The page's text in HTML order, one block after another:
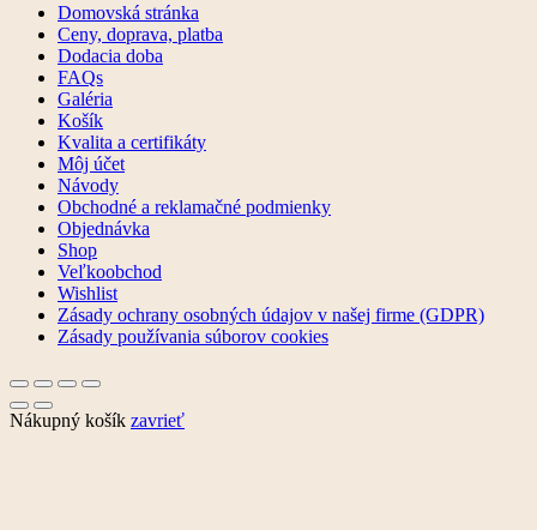
Domovská stránka
Ceny, doprava, platba
Dodacia doba
FAQs
Galéria
Košík
Kvalita a certifikáty
Môj účet
Návody
Obchodné a reklamačné podmienky
Objednávka
Shop
Veľkoobchod
Wishlist
Zásady ochrany osobných údajov v našej firme (GDPR)
Zásady používania súborov cookies
Nákupný košík zavrieť